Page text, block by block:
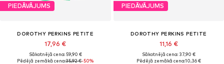
PIEDĀVĀJUMS
DOROTHY PERKINS PETITE
17,96 €
Sākotnējā cena: 59,90 €
Pēdējā zemākā cena:35,92 €-50%
PIEDĀVĀJUMS
DOROTHY PERKINS PETITE
11,16 €
Sākotnējā cena: 37,90 €
Pēdējā zemākā cena:10,36 €